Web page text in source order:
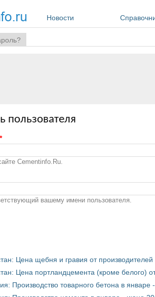
Новости
пользователя
*
Cementinfo.Ru.
вашему имени пользователя.
Цена щебня и гравия от
Цена портландцемента (кроме белого)
Производство товарного бетона в январе